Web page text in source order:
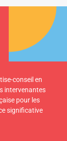
conseil en
intervenantes
pour les
significative